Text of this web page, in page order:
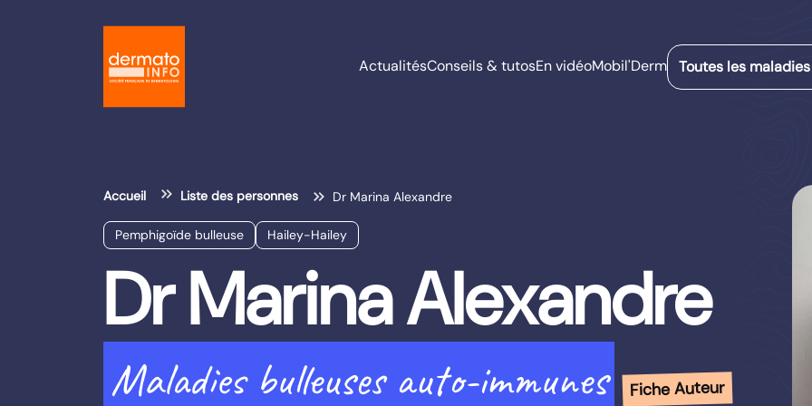
ActualitésConseils & tutosEn vidéoMobil'Derm Toutes les maladies
Accueil Liste des personnes Dr Marina Alexandre
Pemphigoïde bulleuse Hailey-Hailey
Dr Marina Alexandre
Maladies bulleuses auto-immunes Fiche Auteur